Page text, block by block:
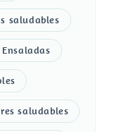
saludables
Ensaladas
saludables